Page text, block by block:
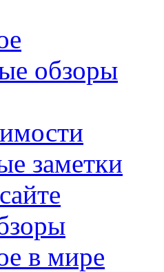
обзоры
заметки
в мире